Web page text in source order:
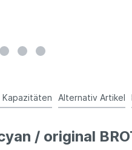
Kapazitäten Alternativ Artikel
/ original